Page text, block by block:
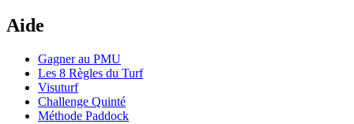
Aide
Gagner au PMU
Les 8 Règles du Turf
Visuturf
Challenge Quinté
Méthode Paddock